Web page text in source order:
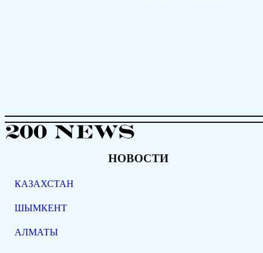
НОВОСТИ
КАЗАХСТАН
ШЫМКЕНТ
АЛМАТЫ